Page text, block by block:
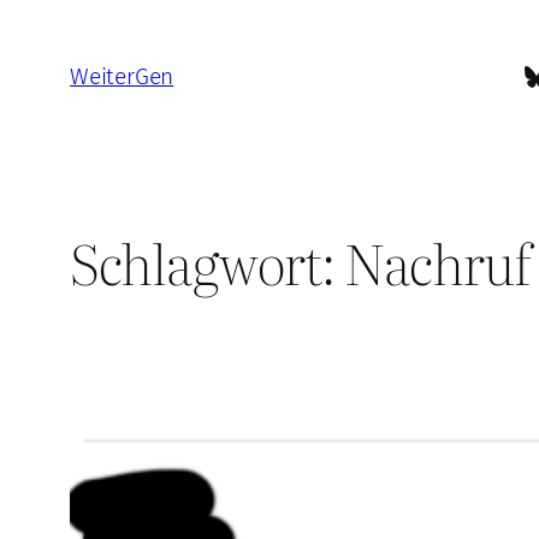
springen
WeiterGen
Schlagwort:Nachruf